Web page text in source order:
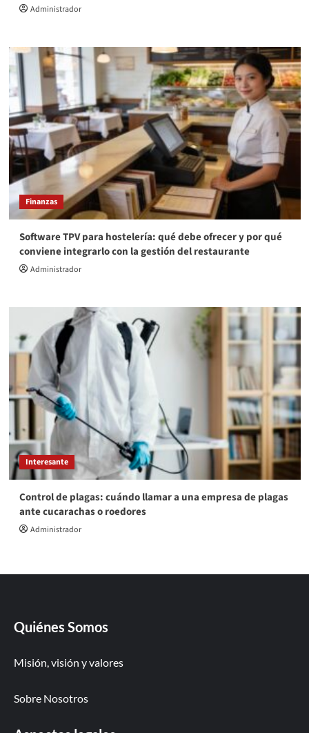
Administrador
Finanzas
Software TPV para hostelería: qué debe ofrecer y por qué
conviene integrarlo con la gestión del restaurante
Administrador
Interesante
Control de plagas: cuándo llamar a una empresa de plagas
ante cucarachas o roedores
Administrador
Quiénes Somos
Misión, visión y valores
Sobre Nosotros